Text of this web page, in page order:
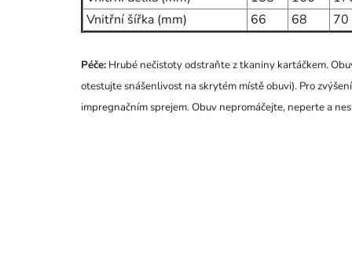
Vnitřní šířka (mm)
66 68 70
Péče: Hrubé nečistoty odstraňte z tkaniny kartáčkem.
otestujte snášenlivost na skrytém místě obuvi). Pro
impregnačním sprejem. Obuv nepromáčejte, neperte a